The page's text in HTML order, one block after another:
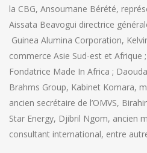
la CBG, Ansoumane Bérété,
Aissata Beavogui directrice
Guinea Alumina Corporation,
commerce Asie Sud-est et Afrique
Fondatrice Made In Africa ;
Brahms Group, Kabinet Komara,
ancien secrétaire de l’OMVS,
Star Energy, Djibril Ngom, ancien
consultant international, entre